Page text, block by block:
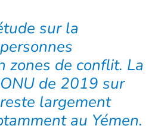
sur la
zones de conflit. La
de 2019 sur
largement
au Yémen.